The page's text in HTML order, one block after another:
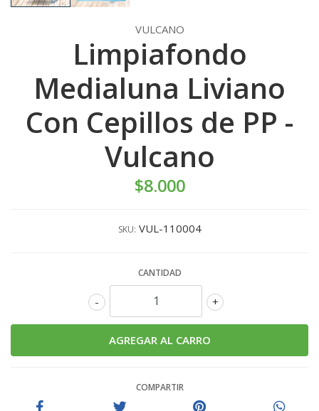
VULCANO
Limpiafondo
Medialuna Liviano
Con Cepillos de PP -
Vulcano
$8.000
SKU: VUL-110004
CANTIDAD
+
-
COMPARTIR